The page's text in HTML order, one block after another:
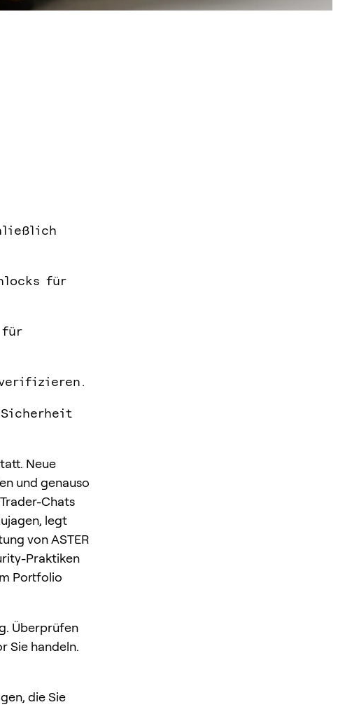
für
für
Neue
und genauso
Chats
legt
von ASTER
Praktiken
Portfolio
Überprüfen
Sie handeln.
die Sie